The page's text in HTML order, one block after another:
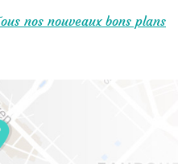
nos nouveaux bons plans